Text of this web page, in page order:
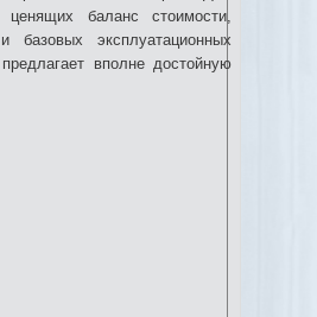
ценящих баланс стоимости,
эксплуатационных
вполне достойную